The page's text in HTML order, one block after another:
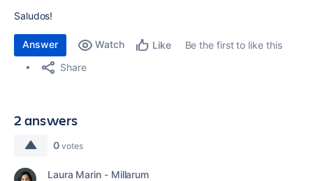
Saludos!
Answer Watch Like
Be the first to like this
Share
2 answers
0 votes
Laura Marin - Millarum